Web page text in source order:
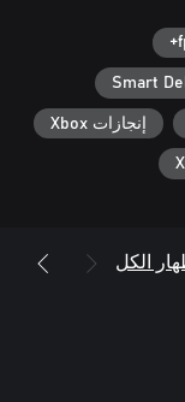
Smart
إنجازات Xbox
الكل